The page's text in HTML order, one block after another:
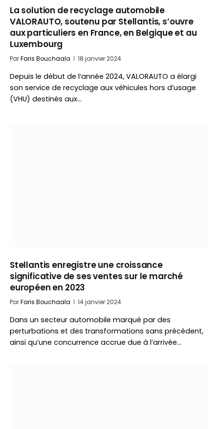
La solution de recyclage automobile
VALORAUTO, soutenu par Stellantis, s’ouvre
aux particuliers en France, en Belgique et au
Luxembourg
ParFaris Bouchaala 18 janvier 2024
Depuis le début de l’année 2024, VALORAUTO a élargi
son service de recyclage aux véhicules hors d’usage
(VHU) destinés aux…
Stellantis enregistre une croissance
significative de ses ventes sur le marché
européen en 2023
ParFaris Bouchaala 14 janvier 2024
Dans un secteur automobile marqué par des
perturbations et des transformations sans précédent,
ainsi qu’une concurrence accrue due à l’arrivée…